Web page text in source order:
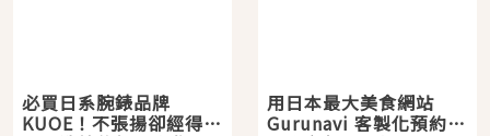
必買日系腕錶品牌
KUOE！不張揚卻經得起
用日本最大美食網站
Gurunavi 客製化預約九